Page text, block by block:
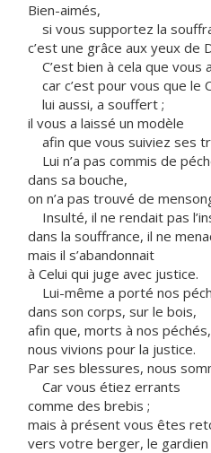
Bien-aimés,
si vous supportez la
c’est une grâce aux yeux de
C’est bien à cela que vous
car c’est pour vous que le
lui aussi, a souffert ;
il vous a laissé un modèle
afin que vous suiviez ses
Lui n’a pas commis de
dans sa bouche,
on n’a pas trouvé de
Insulté, il ne rendait pas
dans la souffrance, il ne
mais il s’abandonnait
à Celui qui juge avec justice.
Lui-même a porté nos
dans son corps, sur le bois,
afin que, morts à nos péchés,
nous vivions pour la justice.
Par ses blessures, nous
Car vous étiez errants
comme des brebis ;
mais à présent vous êtes
vers votre berger, le gardien